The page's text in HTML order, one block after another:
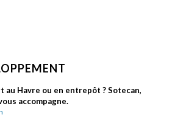
au Havre ou en entrepôt ? Sotecan,
accompagne.